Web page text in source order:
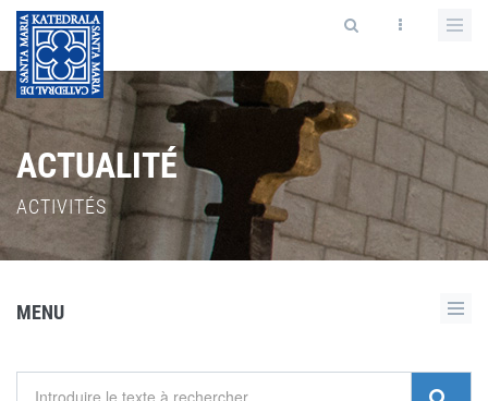
ACTUALITÉ
ACTIVITÉS
MENU